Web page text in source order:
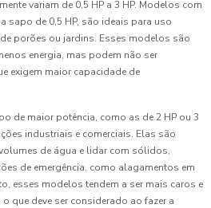
variam de 0,5 HP a 3 HP. Modelos com
sapo de 0,5 HP, são ideais para uso
porões ou jardins. Esses modelos são
energia, mas podem não ser
exigem maior capacidade de
de maior potência, como as de 2 HP ou 3
industriais e comerciais. Elas são
de água e lidar com sólidos,
de emergência, como alagamentos em
esses modelos tendem a ser mais caros e
que deve ser considerado ao fazer a